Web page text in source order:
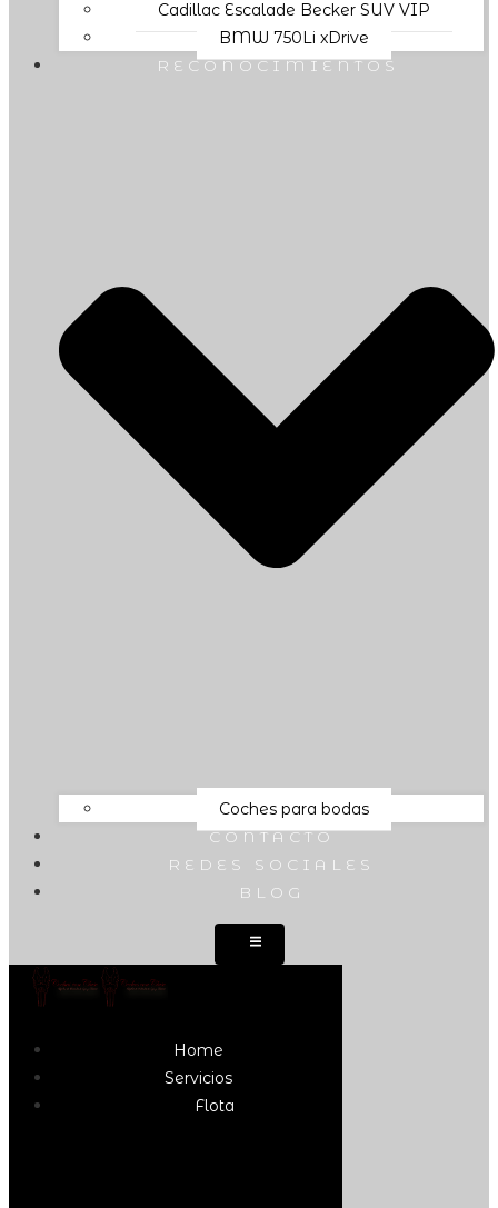
Cadillac Escalade Becker SUV VIP
BMW 750Li xDrive
RECONOCIMIENTOS
Coches para bodas
CONTACTO
REDES SOCIALES
BLOG
Home
Servicios
Flota